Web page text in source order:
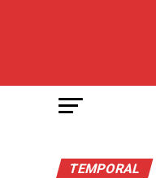
TEMPORAL